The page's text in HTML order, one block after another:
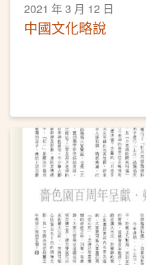
2021 年 3 月 12 日
中國文化略說